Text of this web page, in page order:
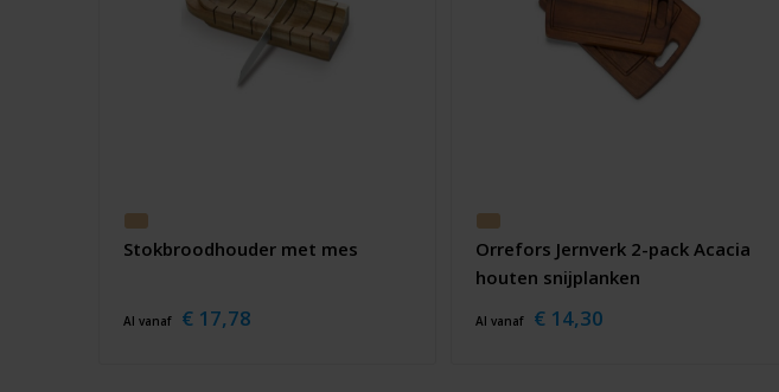
Stokbroodhouder met mes
Al vanaf € 17,78
Orrefors Jernverk 2-pack Acacia
houten snijplanken
Al vanaf € 14,30